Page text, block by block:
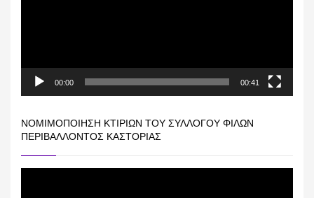
00:00 00:41
ΝΟΜΙΜΟΠΟΊΗΣΗ ΚΤΙΡΊΩΝ ΤΟΥ ΣΥΛΛΌΓΟΥ ΦΊΛΩΝ
ΠΕΡΙΒΆΛΛΟΝΤΟΣ ΚΑΣΤΟΡΙΆΣ